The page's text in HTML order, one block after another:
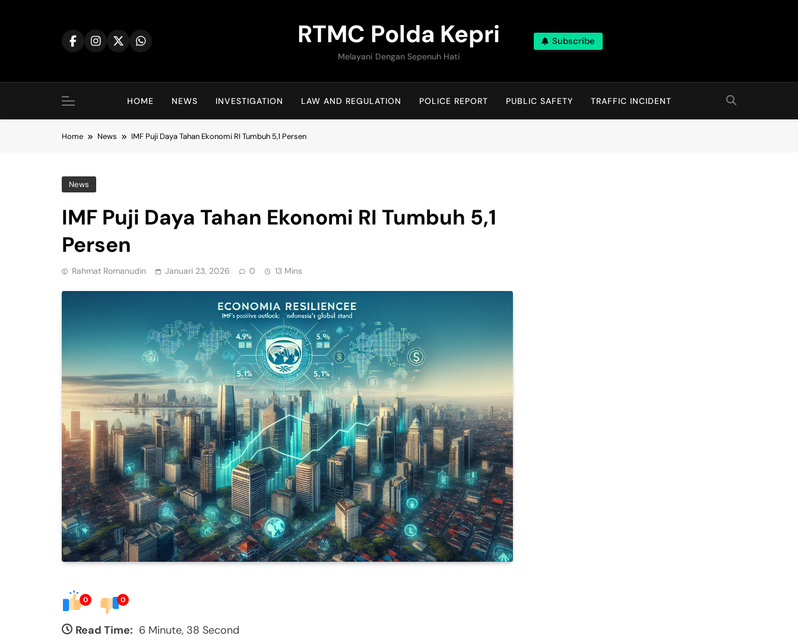
RTMC Polda Kepri
Melayani Dengan Sepenuh Hati
Subscribe
HOME NEWS INVESTIGATION LAW AND REGULATION POLICE REPORT PUBLIC SAFETY TRAFFIC INCIDENT
Home News IMF Puji Daya Tahan Ekonomi RI Tumbuh 5,1 Persen
News
IMF Puji Daya Tahan Ekonomi RI Tumbuh 5,1
Persen
Rahmat Romanudin Januari 23, 2026 0 13 Mins
0 0
Read Time: 6 Minute, 38 Second